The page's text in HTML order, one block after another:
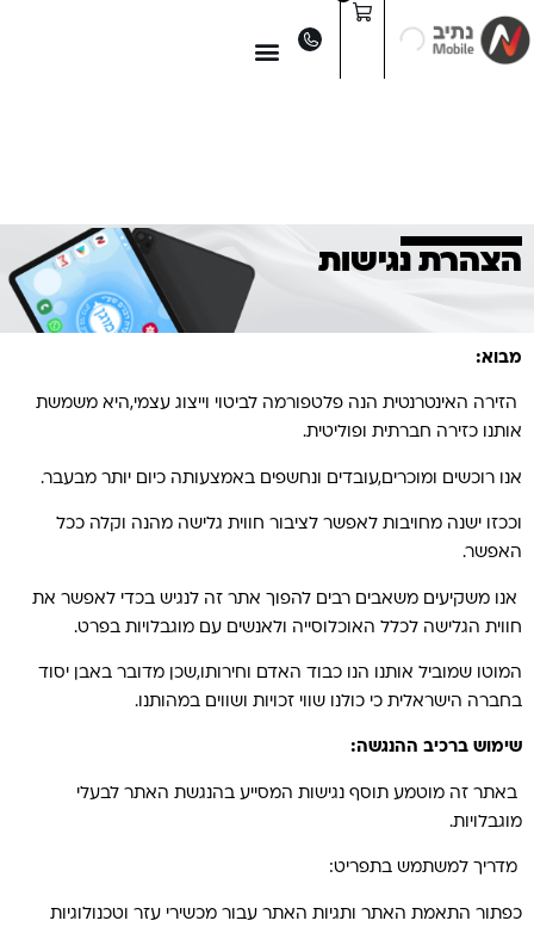
לתוכן
הצהרת נגישות
מבוא:
הזירה האינטרנטית הנה פלטפורמה לביטוי וייצוג עצמי,היא משמשת
אותנו כזירה חברתית ופוליטית.
אנו רוכשים ומוכרים,עובדים ונחשפים באמצעותה כיום יותר מבעבר.
וככזו ישנה מחויבות לאפשר לציבור חווית גלישה מהנה וקלה ככל
האפשר.
אנו משקיעים משאבים רבים להפוך אתר זה לנגיש בכדי לאפשר את
חווית הגלישה לכלל האוכלוסייה ולאנשים עם מוגבלויות בפרט.
המוטו שמוביל אותנו הנו כבוד האדם וחירותו,שכן מדובר באבן יסוד
בחברה הישראלית כי כולנו שווי זכויות ושווים במהותנו.
שימוש ברכיב ההנגשה:
באתר זה מוטמע תוסף נגישות המסייע בהנגשת האתר לבעלי
מוגבלויות.
מדריך למשתמש בתפריט:
כפתור התאמת האתר ותגיות האתר עבור מכשירי עזר וטכנולוגיות